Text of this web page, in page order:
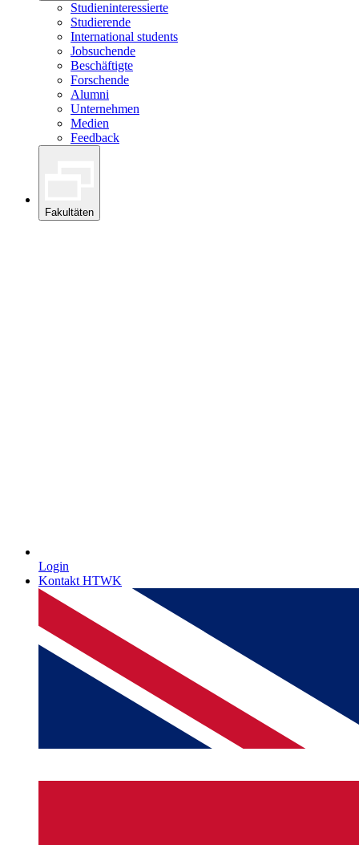
Studieninteressierte
Studierende
International students
Jobsuchende
Beschäftigte
Forschende
Alumni
Unternehmen
Medien
Feedback
Fakultäten
Login
Kontakt HTWK